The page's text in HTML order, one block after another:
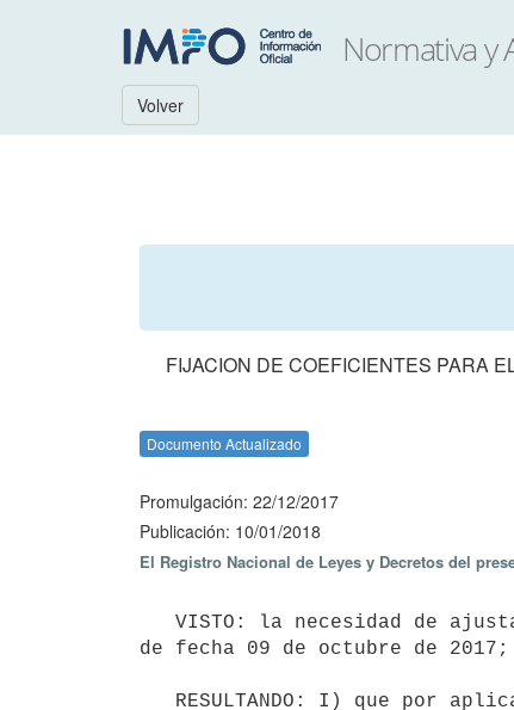
Volver
FIJACION DE COEFICIENTES PARA
Documento Actualizado
Promulgación: 22/12/2017
Publicación: 10/01/2018
El Registro Nacional de Leyes y Decretos del
de fecha 09 de octubre de 2017;